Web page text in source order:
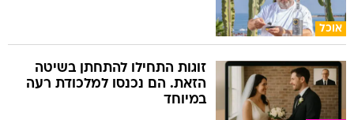
אוכל
זוגות התחילו להתחתן בשיטה
הזאת. הם נכנסו למלכודת רעה
במיוחד